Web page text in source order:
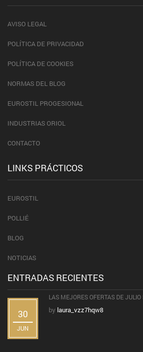
AVISO LEGAL
POLÍTICA DE PRIVACIDAD
POLÍTICA DE COOKIES
NORMAS DEL BLOG
EUROSTIL PROGESIONAL
INDUSTRIAS ORIOL
CONTACTO
LINKS PRÁCTICOS
EUROSTIL
POLLIÉ
BLOG
NOTICIAS
ENTRADAS RECIENTES
30
JUN
LAS MEJORES OFERTAS DE
by laura_vzz7hqw8